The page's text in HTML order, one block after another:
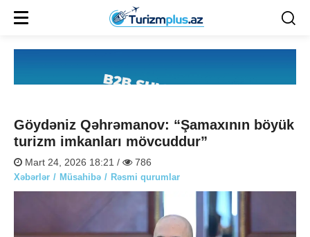
Göydəniz Qəhrəmanov: “Şamaxının böyük
turizm imkanları mövcuddur”
Mart 24, 2026 18:21 / 786
Xəbərlər Müsahibə Rəsmi qurumlar